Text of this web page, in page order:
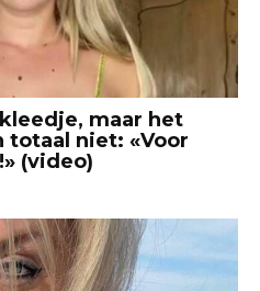
maar het
totaal niet: «Voor
(video)